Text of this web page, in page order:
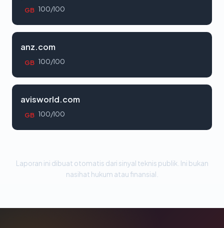
GB 100/100
anz.com
GB 100/100
avisworld.com
GB 100/100
Laporan ini dibuat otomatis dari sinyal teknis publik. Ini bukan
nasihat hukum atau finansial.